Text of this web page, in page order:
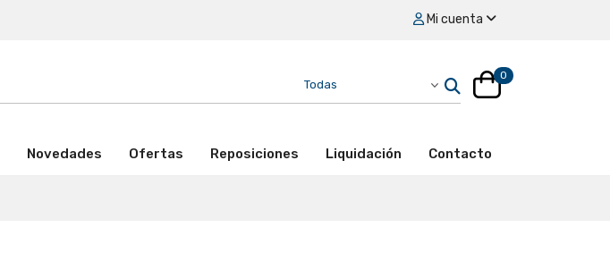
Mi cuenta
0
(activo)Novedades Ofertas Reposiciones Liquidación Contacto